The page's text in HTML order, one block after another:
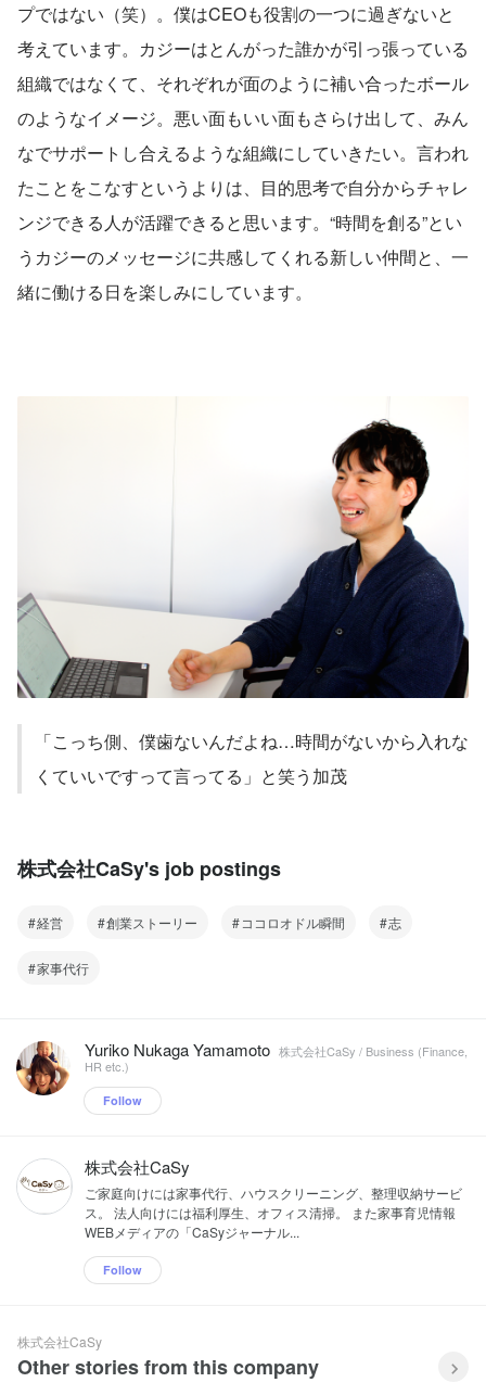
プではない（笑）。僕はCEOも役割の一つに過ぎないと
考えています。カジーはとんがった誰かが引っ張っている
組織ではなくて、それぞれが面のように補い合ったボール
のようなイメージ。悪い面もいい面もさらけ出して、みん
なでサポートし合えるような組織にしていきたい。言われ
たことをこなすというよりは、目的思考で自分からチャレ
ンジできる人が活躍できると思います。“時間を創る”とい
うカジーのメッセージに共感してくれる新しい仲間と、一
緒に働ける日を楽しみにしています。
「こっち側、僕歯ないんだよね…時間がないから入れな
くていいですって言ってる」と笑う加茂
株式会社CaSy's job postings
経営 創業ストーリー ココロオドル瞬間 志
家事代行
Yuriko Nukaga Yamamoto 株式会社CaSy / Business (Finance,
HR etc.)
Follow
株式会社CaSy
ご家庭向けには家事代行、ハウスクリーニング、整理収納サービ
ス。 法人向けには福利厚生、オフィス清掃。 また家事育児情報
WEBメディアの「CaSyジャーナル...
Follow
株式会社CaSy
Other stories from this company